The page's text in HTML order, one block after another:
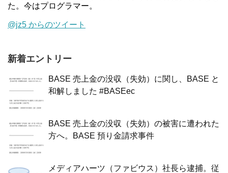
た。今はプログラマー。
@jz5 からのツイート
新着エントリー
BASE 売上金の没収（失効）に関し、BASE と
和解しました #BASEec
BASE 売上金の没収（失効）の被害に遭われた
方へ。BASE 預り金請求事件
メディアハーツ（ファビウス）社長ら逮捕。従